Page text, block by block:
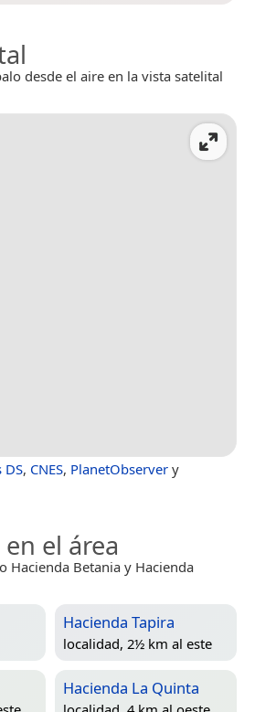
desde el aire en la vista satelital
DS, CNES, PlanetObserver y
el área
Hacienda Betania y Hacienda
Hacienda Tapira
localidad, 2½ km al este
Hacienda La Quinta